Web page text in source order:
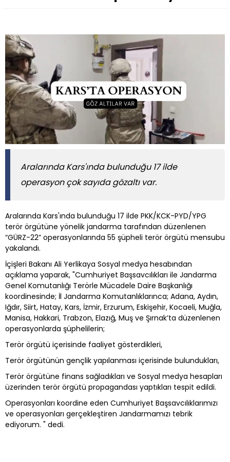
Aralarında Kars'ında bulunduğu 17 ilde
operasyon çok sayıda gözaltı var.
Aralarında Kars'ında bulunduğu 17 ilde PKK/KCK-PYD/YPG
terör örgütüne yönelik jandarma tarafından düzenlenen
“GÜRZ-22” operasyonlarında 55 şüpheli terör örgütü mensubu
yakalandı.
İçişleri Bakanı Ali Yerlikaya Sosyal medya hesabından
açıklama yaparak, "Cumhuriyet Başsavcılıkları ile Jandarma
Genel Komutanlığı Terörle Mücadele Daire Başkanlığı
koordinesinde; İl Jandarma Komutanlıklarınca; Adana, Aydın,
Iğdır, Siirt, Hatay, Kars, İzmir, Erzurum, Eskişehir, Kocaeli, Muğla,
Manisa, Hakkari, Trabzon, Elazığ, Muş ve Şırnak’ta düzenlenen
operasyonlarda şüphelilerin;
Terör örgütü içerisinde faaliyet gösterdikleri,
Terör örgütünün gençlik yapılanması içerisinde bulundukları,
Terör örgütüne finans sağladıkları ve Sosyal medya hesapları
üzerinden terör örgütü propagandası yaptıkları tespit edildi.
Operasyonları koordine eden Cumhuriyet Başsavcılıklarımızı
ve operasyonları gerçekleştiren Jandarmamızı tebrik
ediyorum. " dedi.